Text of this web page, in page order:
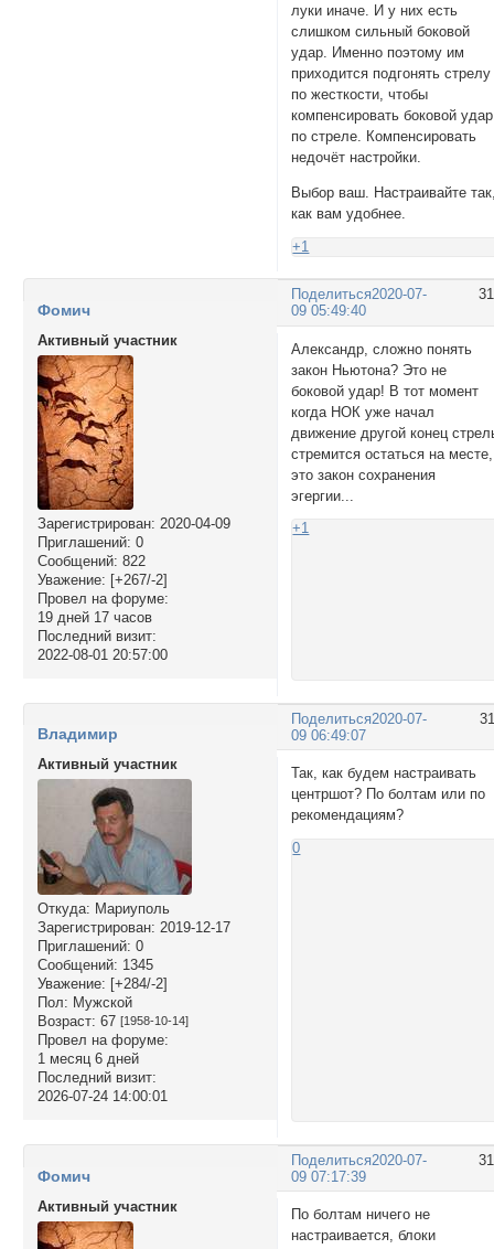
луки иначе. И у них есть
слишком сильный боковой
удар. Именно поэтому им
приходится подгонять стрелу
по жесткости, чтобы
компенсировать боковой удар
по стреле. Компенсировать
недочёт настройки.
Выбор ваш. Настраивайте
как вам удобнее.
+1
Поделиться2020-07-
09 05:49:40
Фомич
Активный участник
Зарегистрирован: 2020-04-09
Приглашений: 0
Сообщений: 822
Уважение: [+267/-2]
Провел на форуме:
19 дней 17 часов
Последний визит:
2022-08-01 20:57:00
Александр, сложно понять
закон Ньютона? Это не
боковой удар! В тот момент
когда НОК уже начал
движение другой конец
стремится остаться на месте,
это закон сохранения
эгергии...
+1
Поделиться2020-07-
09 06:49:07
Владимир
Активный участник
Откуда: Мариуполь
Зарегистрирован: 2019-12-17
Приглашений: 0
Сообщений: 1345
Уважение: [+284/-2]
Пол: Мужской
Возраст: 67 [1958-10-14]
Провел на форуме:
1 месяц 6 дней
Последний визит:
2026-07-24 14:00:01
Так, как будем настраивать
центршот? По болтам или по
рекомендациям?
0
Поделиться2020-07-
09 07:17:39
Фомич
Активный участник
По болтам ничего не
настраивается, блоки